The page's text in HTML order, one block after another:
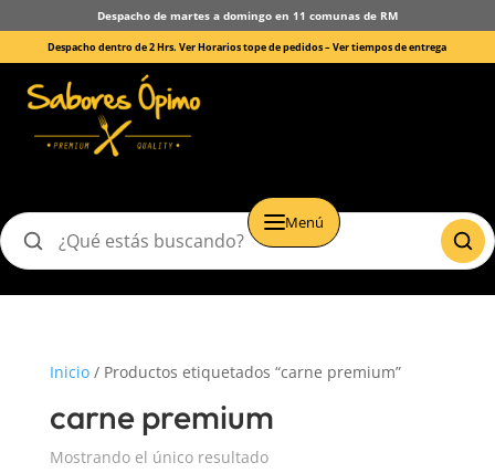
Despacho de martes a domingo en 11 comunas de RM
Despacho dentro de 2 Hrs. Ver Horarios tope de pedidos –Ver tiempos de entrega
Menú
Buscar
Inicio/ Productos etiquetados “carne premium”
carne premium
Mostrando el único resultado